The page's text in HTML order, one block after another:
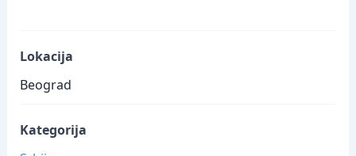
Lokacija
Beograd
Kategorija